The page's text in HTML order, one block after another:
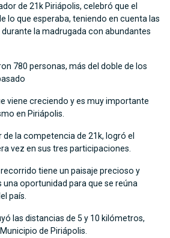
de 21k Piriápolis, celebró que el
lo que esperaba, teniendo en cuenta las
la madrugada con abundantes
780 personas, más del doble de los
viene creciendo y es muy importante
en Piriápolis.
la competencia de 21k, logró el
vez en sus tres participaciones.
tiene un paisaje precioso y
una oportunidad para que se reúna
país.
las distancias de 5 y 10 kilómetros,
de Piriápolis.